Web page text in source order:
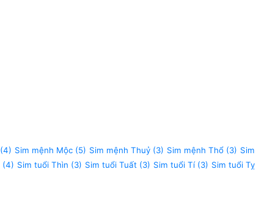
(4) Sim mệnh Mộc (5) Sim mệnh Thuỷ (3) Sim mệnh Thổ (3) Sim
(4) Sim tuổi Thìn (3) Sim tuổi Tuất (3) Sim tuổi Tí(3) Sim tuổi Tỵ